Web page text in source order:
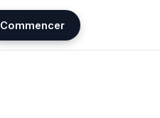
Commencer